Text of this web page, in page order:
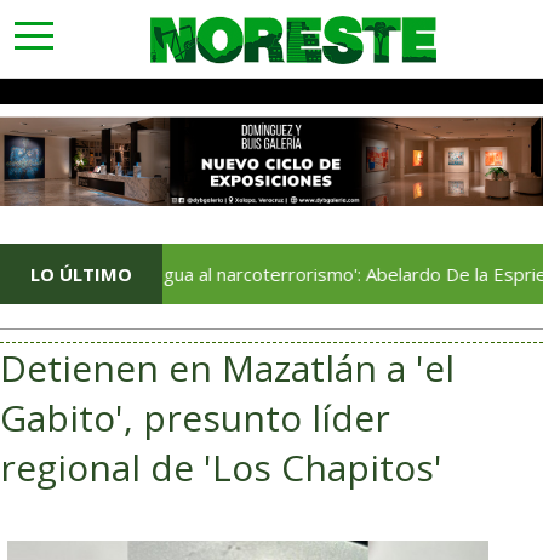
toggle
navigation
LO ÚLTIMO
​'Sin tregua al narcoterrorismo': Abelardo De la Espriella
Detienen en Mazatlán a 'el
Gabito', presunto líder
regional de 'Los Chapitos'